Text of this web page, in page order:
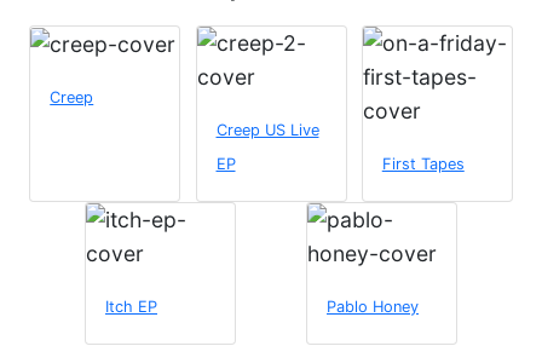
Creep
Creep US Live
EP
First Tapes
Itch EP Pablo Honey